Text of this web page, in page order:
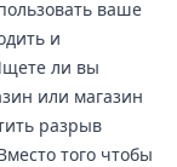
ваше
и
ли вы
или магазин
разрыв
того чтобы